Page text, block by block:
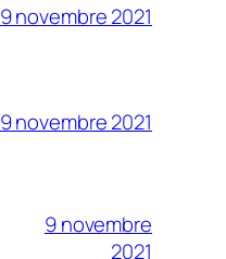
9 novembre 2021
9 novembre 2021
9 novembre
2021